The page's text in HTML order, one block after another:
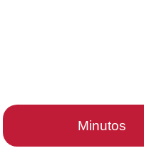
Minutos